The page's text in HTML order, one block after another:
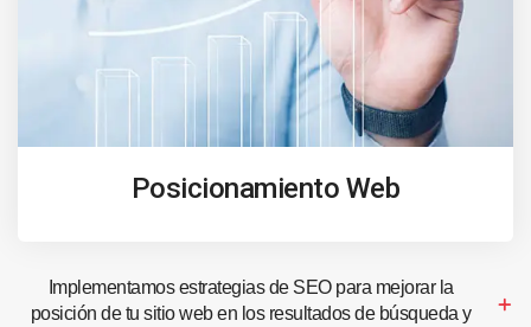
Posicionamiento Web
Implementamos estrategias de SEO para mejorar la
posición de tu sitio web en los resultados de búsqueda y